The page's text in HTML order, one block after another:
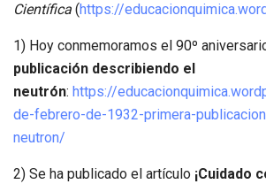
Científica (https://
1) Hoy conmemoramos el 90º
publicación describiendo el
neutrón: https://
de-febrero-de-1932-primera-
neutron/
2) Se ha publicado el artículo ¡Cuidado